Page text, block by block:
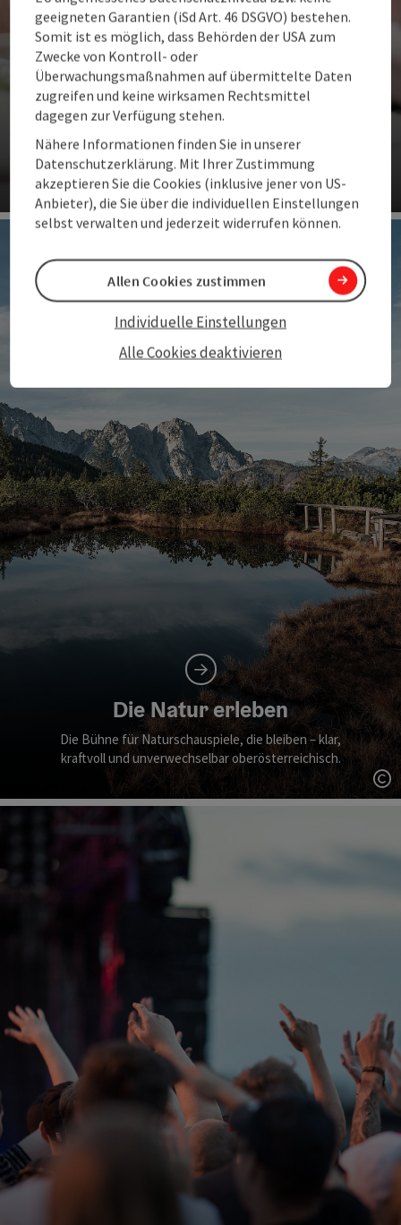
Familienurlaub
Oberösterreich macht Urlaub für Groß und Klein ganz
groß.
Die Natur erleben
Die Bühne für Naturschauspiele, die bleiben – klar,
kraftvoll und unverwechselbar oberösterreichisch.
geeigneten Garantien (iSd Art. 46 DSGVO) bestehen.
Somit ist es möglich, dass Behörden der USA zum
Zwecke von Kontroll- oder
Überwachungsmaßnahmen auf übermittelte Daten
zugreifen und keine wirksamen Rechtsmittel
dagegen zur Verfügung stehen.
Nähere Informationen finden Sie in unserer
Datenschutzerklärung. Mit Ihrer Zustimmung
akzeptieren Sie die Cookies (inklusive jener von US-
Anbieter), die Sie über die individuellen Einstellungen
selbst verwalten und jederzeit widerrufen können.
Alle Cookies deaktivieren
Individuelle Einstellungen
Allen Cookies zustimmen